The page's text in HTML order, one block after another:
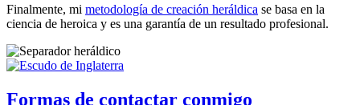
Finalmente, mi metodología de creación heráldica se basa en la
ciencia de heroica y es una garantía de un resultado profesional.
Formas de contactar conmigo